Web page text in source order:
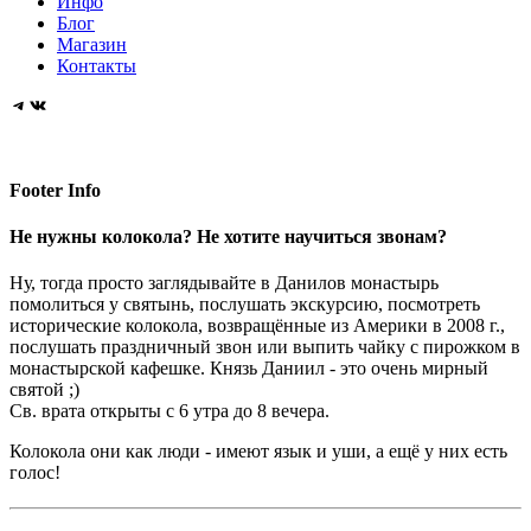
Блог
Магазин
Контакты
Telegram
VK
Footer Info
Не нужны колокола? Не хотите научиться звонам?
Ну, тогда просто заглядывайте в Данилов монастырь
помолиться у святынь, послушать экскурсию, посмотреть
исторические колокола, возвращённые из Америки в 2008 г.,
послушать праздничный звон или выпить чайку с пирожком в
монастырской кафешке. Князь Даниил - это очень мирный
святой ;)
Св. врата открыты с 6 утра до 8 вечера.
Колокола они как люди - имеют язык и уши, а ещё у них есть
голос!